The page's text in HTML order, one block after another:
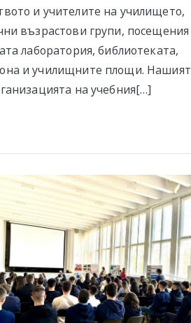
и учителите на училището,
възрастови групи, посещения
лаборатория, библиотеката,
и училищните площи. Нашият
на учебния[…]